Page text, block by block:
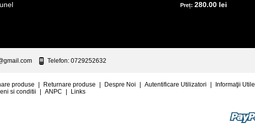
Preț: 280.00 lei
Telefon: 0729252632
produse Returnare produse Despre Noi Autentificare Utilizatori Informaţii Utile
si conditii ANPC Links